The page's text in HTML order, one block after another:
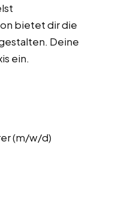
bietet dir die
Deine
ein.
(m/w/d)